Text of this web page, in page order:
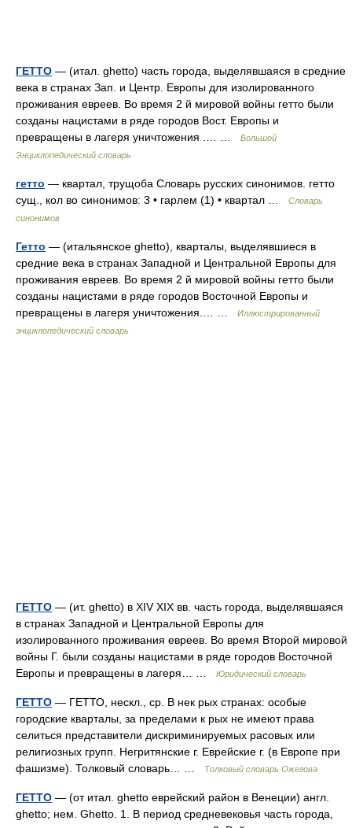
ГЕТТО — (итал. ghetto) часть города, выделявшаяся в средние
века в странах Зап. и Центр. Европы для изолированного
проживания евреев. Во время 2 й мировой войны гетто были
созданы нацистами в ряде городов Вост. Европы и
превращены в лагеря уничтожения .… …
Большой
Энциклопедический словарь
гетто — квартал, трущоба Словарь русских синонимов. гетто
сущ., кол во синонимов: 3 • гарлем (1) • квартал …
Словарь
синонимов
Гетто — (итальянское ghetto), кварталы, выделявшиеся в
средние века в странах Западной и Центральной Европы для
проживания евреев. Во время 2 й мировой войны гетто были
созданы нацистами в ряде городов Восточной Европы и
превращены в лагеря уничтожения.… …
Иллюстрированный
энциклопедический словарь
ГЕТТО — (ит. ghetto) в XIV XIX вв. часть города, выделявшаяся
в странах Западной и Центральной Европы для
изолированного проживания евреев. Во время Второй мировой
войны Г. были созданы нацистами в ряде городов Восточной
Европы и превращены в лагеря… …
Юридический словарь
ГЕТТО — ГЕТТО, нескл., ср. В нек рых странах: особые
городские кварталы, за пределами к рых не имеют права
селиться представители дискриминируемых расовых или
религиозных групп. Негритянские г. Еврейские г. (в Европе при
фашизме). Толковый словарь… …
Толковый словарь Ожегова
ГЕТТО — (от итал. ghetto еврейский район в Венеции) англ.
ghetto; нем. Ghetto. 1. В период средневековья часть города,